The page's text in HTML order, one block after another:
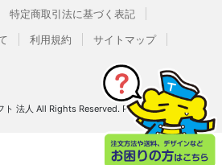
特定商取引法に基づく表記
利用規約
サイトマップ
法人 All Rights Reserved. Powered by Bcart